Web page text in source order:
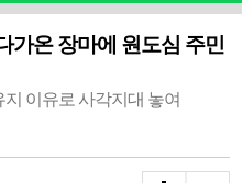
가온 장마에 원도심 주민
이유로 사각지대 놓여